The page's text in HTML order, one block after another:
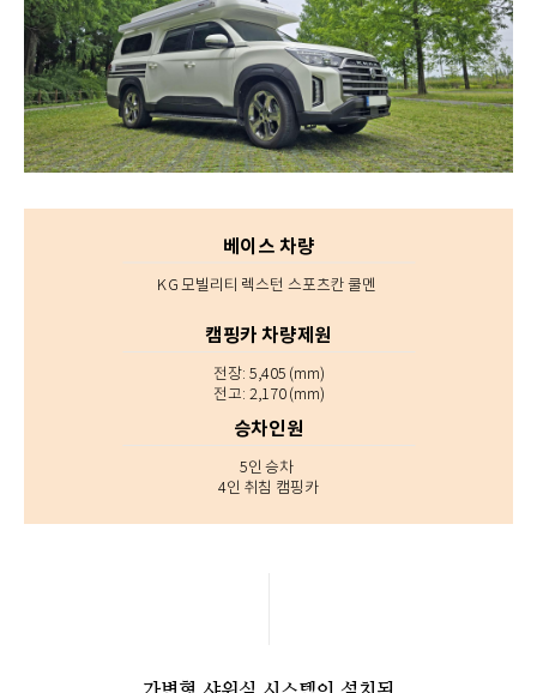
베이스 차량
KG 모빌리티 렉스턴 스포츠칸 쿨멘
캠핑카 차량제원
전장: 5,405 (mm)
전고: 2,170 (mm)
승차인원
5인 승차
4인 취침 캠핑카